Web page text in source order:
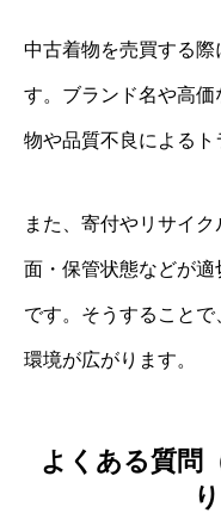
中古着物を売買する
す。ブランド名や高
物や品質不良によるト
また、寄付やリサイ
面・保管状態などが
です。そうすること
環境が広がります。
よくある質問